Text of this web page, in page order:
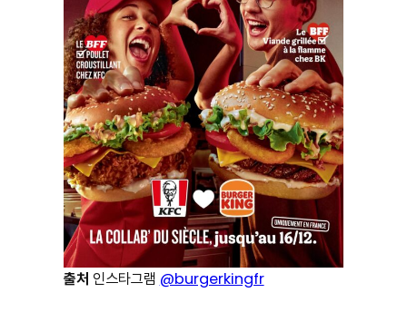
출처 인스타그램 @burgerkingfr